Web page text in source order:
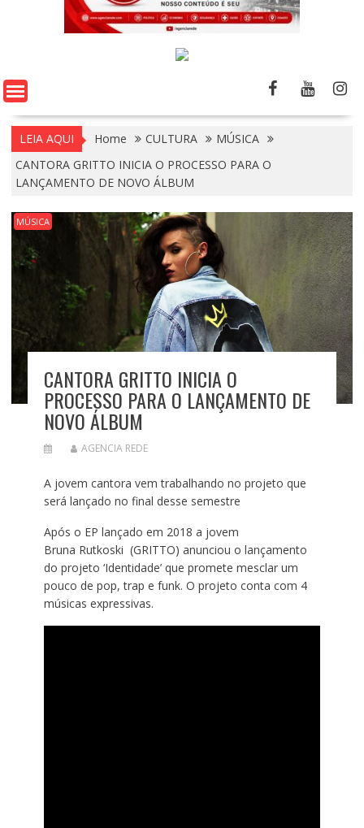
LEIA AQUI Home CULTURA
MÚSICA
CANTORA GRITTO INICIA O PROCESSO PARA O
LANÇAMENTO DE NOVO ÁLBUM
MÚSICA
CANTORA GRITTO INICIA O
PROCESSO PARA O LANÇAMENTO DE
NOVO ÁLBUM
AGENCIA REDE
A jovem cantora vem trabalhando no projeto que
será lançado no final desse semestre
Após o EP lançado em 2018 a jovem
Bruna Rutkoski (GRITTO) anunciou o lançamento
do projeto ‘Identidade’ que promete mesclar um
pouco de pop,trap e funk. O projeto conta com 4
músicas expressivas.